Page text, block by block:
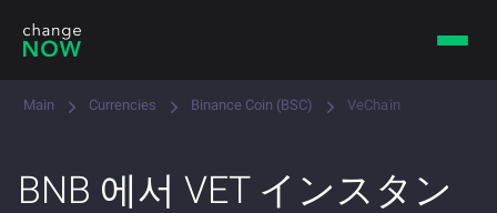
Main Currencies Binance Coin (BSC) VeChain
BNB 에서 VET インスタン